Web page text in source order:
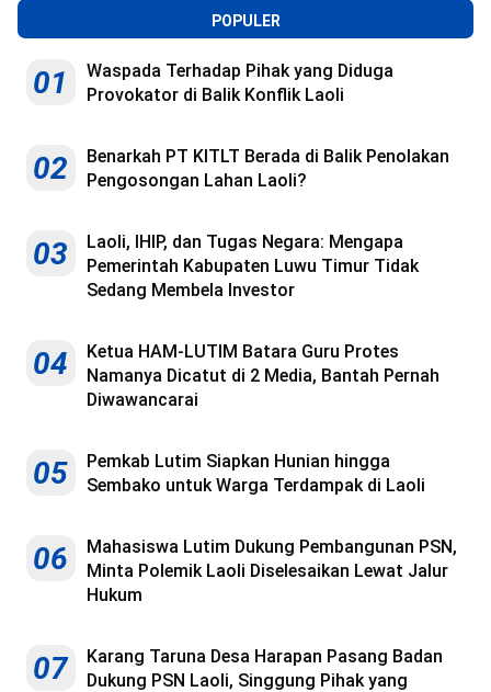
POPULER
01
Waspada Terhadap Pihak yang Diduga
Provokator di Balik Konflik Laoli
02
Benarkah PT KITLT Berada di Balik Penolakan
Pengosongan Lahan Laoli?
03
Laoli, IHIP, dan Tugas Negara: Mengapa
Pemerintah Kabupaten Luwu Timur Tidak
Sedang Membela Investor
04
Ketua HAM-LUTIM Batara Guru Protes
Namanya Dicatut di 2 Media, Bantah Pernah
Diwawancarai
05
Pemkab Lutim Siapkan Hunian hingga
Sembako untuk Warga Terdampak di Laoli
06
Mahasiswa Lutim Dukung Pembangunan PSN,
Minta Polemik Laoli Diselesaikan Lewat Jalur
Hukum
07
Karang Taruna Desa Harapan Pasang Badan
Dukung PSN Laoli, Singgung Pihak yang